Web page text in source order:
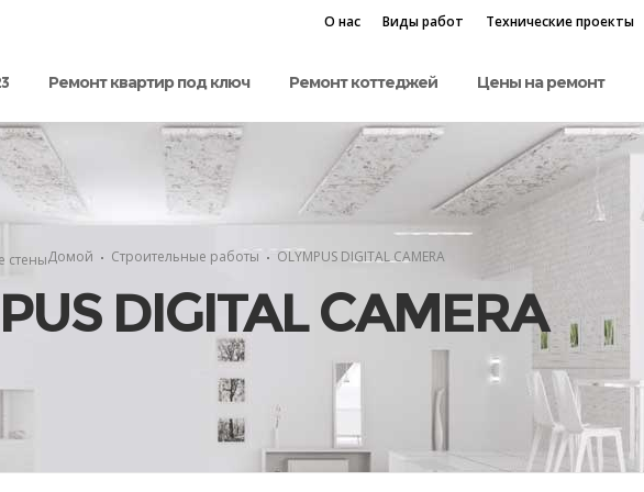
О нас Виды работ Технические проекты
Ремонт квартир под ключ Ремонт коттеджей Цены на ремонт
стеныДомой Строительные работы OLYMPUS DIGITAL CAMERA
DIGITAL CAMERA